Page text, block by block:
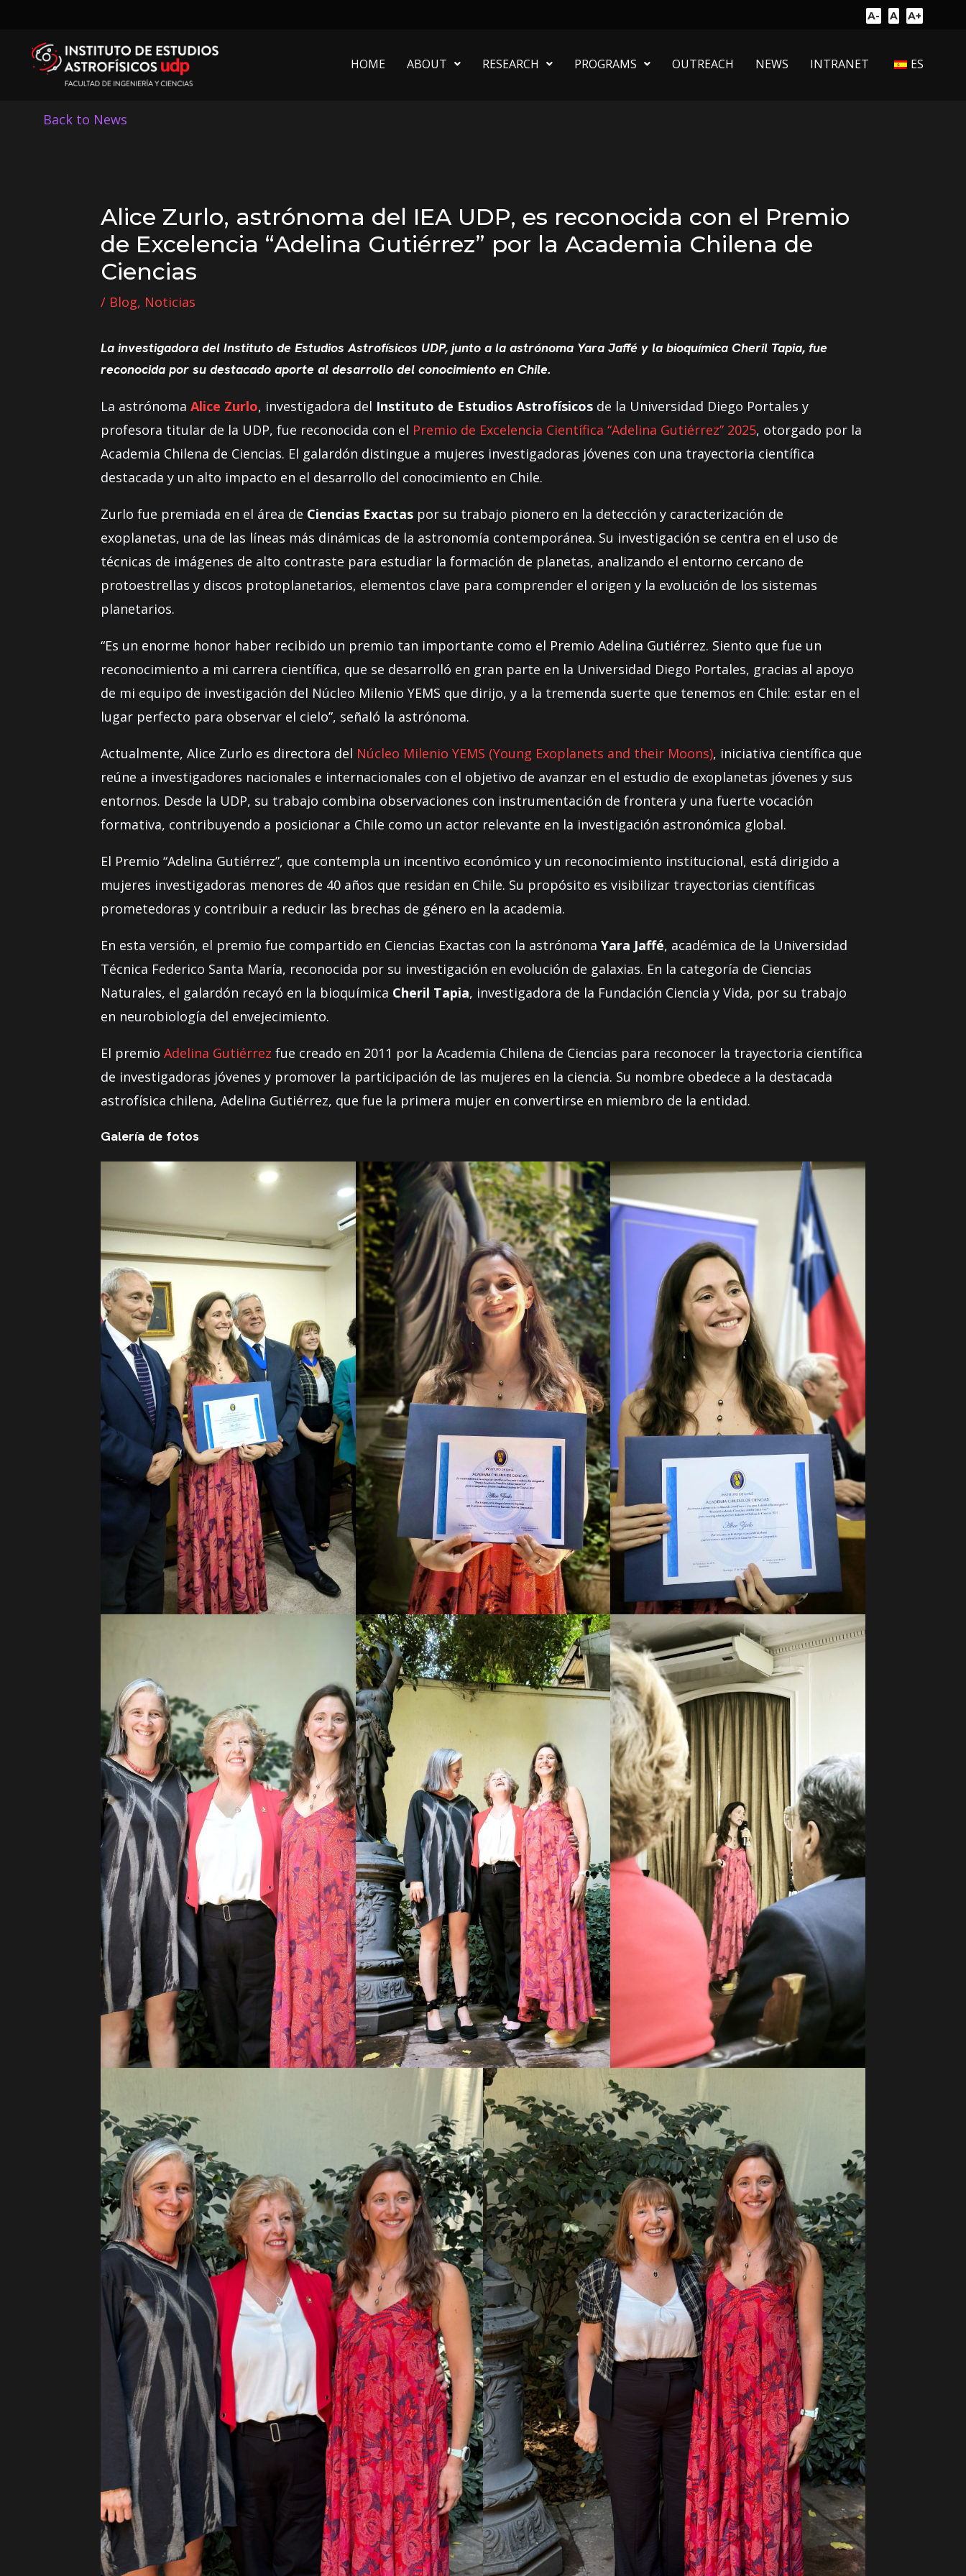
A- A A+
HOME ABOUT RESEARCH PROGRAMS OUTREACH NEWS INTRANET ES
Back to News
Alice Zurlo, astrónoma del IEA UDP, es reconocida con el Premio
de Excelencia “Adelina Gutiérrez” por la Academia Chilena de
Ciencias
/ Blog, Noticias
La investigadora del Instituto de Estudios Astrofísicos UDP, junto a la astrónoma Yara Jaffé y la bioquímica Cheril Tapia, fue
reconocida por su destacado aporte al desarrollo del conocimiento en Chile.
La astrónomaAlice Zurlo, investigadora del Instituto de Estudios Astrofísicos de la Universidad Diego Portales y
profesora titular de la UDP, fue reconocida con el Premio de Excelencia Científica “Adelina Gutiérrez” 2025, otorgado por la
Academia Chilena de Ciencias. El galardón distingue a mujeres investigadoras jóvenes con una trayectoria científica
destacada y un alto impacto en el desarrollo del conocimiento en Chile.
Zurlo fue premiada en el área de Ciencias Exactas por su trabajo pionero en la detección y caracterización de
exoplanetas, una de las líneas más dinámicas de la astronomía contemporánea. Su investigación se centra en el uso de
técnicas de imágenes de alto contraste para estudiar la formación de planetas, analizando el entorno cercano de
protoestrellas y discos protoplanetarios, elementos clave para comprender el origen y la evolución de los sistemas
planetarios.
“Es un enorme honor haber recibido un premio tan importante como el Premio Adelina Gutiérrez. Siento que fue un
reconocimiento a mi carrera científica, que se desarrolló en gran parte en la Universidad Diego Portales, gracias al apoyo
de mi equipo de investigación del Núcleo Milenio YEMS que dirijo, y a la tremenda suerte que tenemos en Chile: estar en el
lugar perfecto para observar el cielo”, señaló la astrónoma.
Actualmente, Alice Zurlo es directora del Núcleo Milenio YEMS (Young Exoplanets and their Moons), iniciativa científica que
reúne a investigadores nacionales e internacionales con el objetivo de avanzar en el estudio de exoplanetas jóvenes y sus
entornos. Desde la UDP, su trabajo combina observaciones con instrumentación de frontera y una fuerte vocación
formativa, contribuyendo a posicionar a Chile como un actor relevante en la investigación astronómica global.
El Premio “Adelina Gutiérrez”, que contempla un incentivo económico y un reconocimiento institucional, está dirigido a
mujeres investigadoras menores de 40 años que residan en Chile. Su propósito es visibilizar trayectorias científicas
prometedoras y contribuir a reducir las brechas de género en la academia.
En esta versión, el premio fue compartido en Ciencias Exactas con la astrónomaYara Jaffé, académica de la Universidad
Técnica Federico Santa María, reconocida por su investigación en evolución de galaxias. En la categoría de Ciencias
Naturales, el galardón recayó en la bioquímica Cheril Tapia, investigadora de la Fundación Ciencia y Vida, por su trabajo
en neurobiología del envejecimiento.
El premioAdelina Gutiérrez fue creado en 2011 por la Academia Chilena de Ciencias para reconocer la trayectoria científica
de investigadoras jóvenes y promover la participación de las mujeres en la ciencia. Su nombre obedece a la destacada
astrofísica chilena, Adelina Gutiérrez, que fue la primera mujer en convertirse en miembro de la entidad.
Galería de fotos